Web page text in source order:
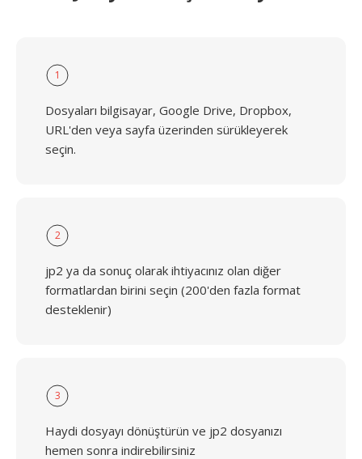
1
Dosyaları bilgisayar, Google Drive, Dropbox,
URL'den veya sayfa üzerinden sürükleyerek
seçin.
2
jp2 ya da sonuç olarak ihtiyacınız olan diğer
formatlardan birini seçin (200'den fazla format
desteklenir)
3
Haydi dosyayı dönüştürün ve jp2 dosyanızı
hemen sonra indirebilirsiniz